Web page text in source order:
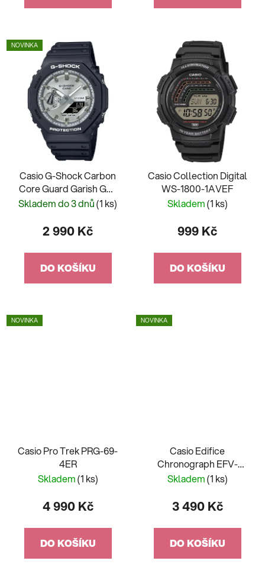
NOVINKA
Casio G-Shock Carbon
Core Guard Garish GA-
2100SB-1AER
Skladem do 3 dnů(1 ks)
2 990 Kč
DO KOŠÍKU
Casio Collection Digital
WS-1800-1AVEF
Skladem(1 ks)
999 Kč
DO KOŠÍKU
NOVINKA
Casio Pro Trek PRG-69-
4ER
Skladem(1 ks)
4 990 Kč
DO KOŠÍKU
NOVINKA
Casio Edifice
Chronograph EFV-
540DC-1CVUEF
Skladem(1 ks)
3 490 Kč
DO KOŠÍKU